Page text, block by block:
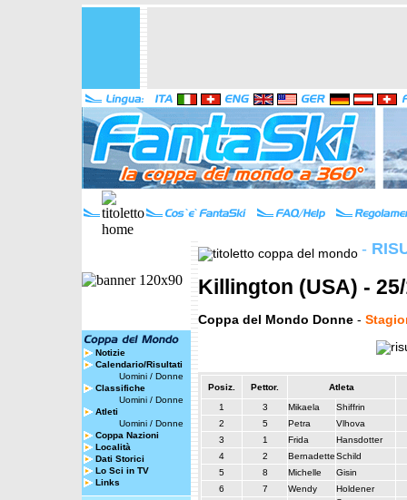
Notizie
Calendario/Risultati
Uomini / Donne
Classifiche
Uomini / Donne
Atleti
Uomini / Donne
Coppa Nazioni
Località
Dati Storici
Lo Sci in TV
Links
-
Killington (USA) -
Coppa del Mondo Donne -
Posiz. Pettor.
Atleta
1
3 Mikaela
Shiffrin
2
5 Petra
Vlhova
3
1 Frida
Hansdotter
4
2 BernadetteSchild
5
8 Michelle
Gisin
6
7 Wendy
Holdener